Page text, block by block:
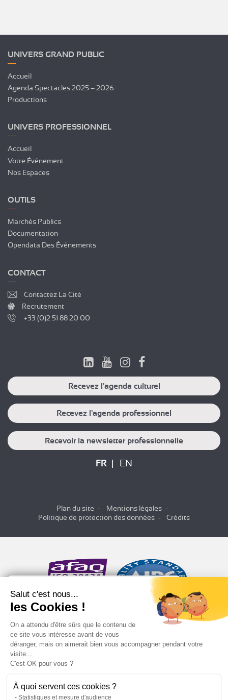
UNIVERS GRAND PUBLIC
Accueil
Agenda Spectacles 2025 – 2026
Productions
UNIVERS PROFESSIONNEL
Accueil
Votre Événement
Nos Espaces
OUTILS
Marchés Publics
Documentation
Opendata Des Événements
CONTACT
Contactez La Cité
Recrutement
+33 (0)2 51 88 20 00
Recevez l'agenda culturel
Recevez l'agenda professionnel
Recevoir la newsletter professionnelle
FR EN
Plan du site
Mentions légales
Politique de protection des données
Crédits
Salut c'est nous...
les Cookies !
On a attendu d'être sûrs que le contenu de
ce site vous intéresse avant de vous
déranger, mais on aimerait bien vous accompagner pendant votre
visite...
C'est OK pour vous ?
À quoi servent ces cookies ?
Statistiques et mesure d'audience